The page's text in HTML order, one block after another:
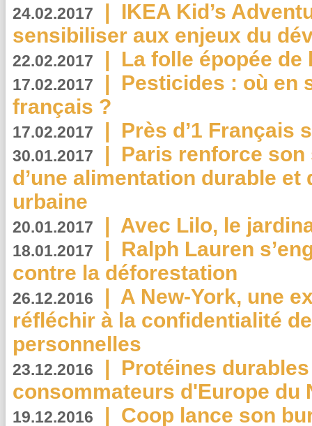
24.02.2017 | IKEA Kid’s
sensibiliser aux enjeux du
22.02.2017 | La folle épopée de
17.02.2017 | Pesticides : où en
français ?
17.02.2017 | Près d’1 Français
30.01.2017 | Paris renforce
d’une alimentation durable et
urbaine
20.01.2017 | Avec Lilo, le
18.01.2017 | Ralph Lauren
contre la déforestation
26.12.2016 | A New-York, une
réfléchir à la confidentialité
personnelles
23.12.2016 | Protéines
consommateurs d'Europe du
19.12.2016 | Coop lance son